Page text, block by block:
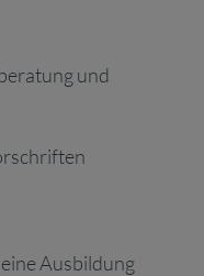
und
Ausbildung